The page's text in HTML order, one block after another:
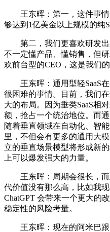
王东晖：第一，这件事情
够达到1亿美金以上规模的纯
第二，我们更喜欢研发出
不一定懂产品、懂销售，但
欢前台型的CEO，这是我们的
王东晖：通用型轻SaaS在
很困难的事情。目前，我们
大的布局。因为垂类SaaS相
额，抢占一个统治地位。而通
随着垂直领域在自动化、智
里，不但会有更多的通用大
立的垂直场景模型将形成新
上可以爆发强大的力量。
王东晖：周期会很长，而
代价值没有那么高，比如我
ChatGPT 会带来一个更大的
稳定性的风险考量。
王东晖：现在的阿米巴跟